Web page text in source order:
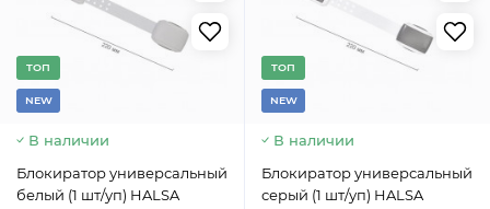
TОП
NEW
В наличии
Блокиратор универсальный
белый (1 шт/уп) HALSA
TОП
NEW
В наличии
Блокиратор универсальный
серый (1 шт/уп) HALSA